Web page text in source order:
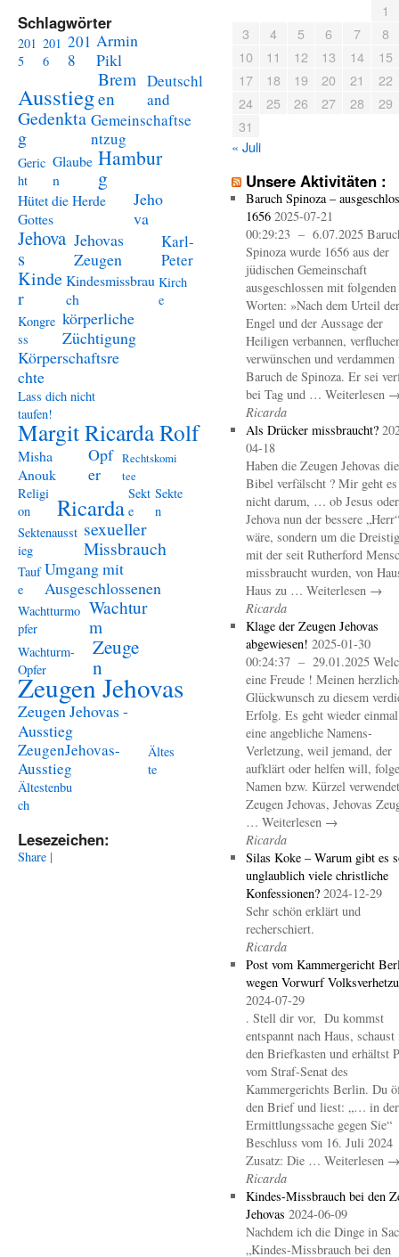
Schlagwörter
201
5
201
6
201
8
Armin
Pikl
Ausstieg
Brem
en
Deutschl
and
Gedenkta
g
Gemeinschaftse
ntzug
Geric
ht
Glaube
n
Hambur
g
Hütet die Herde
Gottes
Jeho
va
Jehova
s
Jehovas
Zeugen
Karl-
Peter
Kinde
r
Kindesmissbrau
ch
Kirch
e
Kongre
ss
körperliche
Züchtigung
Körperschaftsre
chte
Lass dich nicht
taufen!
Margit Ricarda Rolf
Misha
Anouk
Opf
er
Rechtskomi
tee
Religi
on
Ricarda Sekt
e
Sekte
n
Sektenausst
ieg
sexueller
Missbrauch
Tauf
e
Umgang mit
Ausgeschlossenen
Wachtturmo
pfer
Wachtur
m
Wachturm-
Opfer
Zeuge
n
Zeugen Jehovas
Zeugen Jehovas -
Ausstieg
ZeugenJehovas-
Ausstieg
Ältes
te
Ältestenbu
ch
Lesezeichen:
Share |
1
3
4 5 6 7
8
10
11 12 13 14
15
17
18 19 20 21
22
24
25 26 27 28
29
31
« Juli
Unsere Aktivitäten :
Baruch Spinoza –
1656 2025-07-21
00:29:23 – 6.07.2025
Spinoza wurde 1656 aus der
jüdischen Gemeinschaft
ausgeschlossen mit folgenden
Worten: »Nach dem Urteil der
Engel und der Aussage der
Heiligen verbannen,
verwünschen und
Baruch de Spinoza. Er sei
bei Tag und … Weiterlesen
Ricarda
Als Drücker missbraucht?
04-18
Haben die Zeugen Jehovas die
Bibel verfälscht ? Mir geht
nicht darum, … ob Jesus oder
Jehova nun der bessere „Herr“
wäre, sondern um die
mit der seit Rutherford
missbraucht wurden, von
Haus zu … Weiterlesen →
Ricarda
Klage der Zeugen Jehovas
abgewiesen! 2025-01-30
00:24:37 – 29.01.2025
eine Freude ! Meinen
Glückwunsch zu diesem
Erfolg. Es geht wieder
eine angebliche Namens-
Verletzung, weil jemand, der
aufklärt oder helfen will,
Namen bzw. Kürzel
Zeugen Jehovas, Jehovas
… Weiterlesen →
Ricarda
Silas Koke – Warum gibt es
unglaublich viele christliche
Konfessionen? 2024-12-29
Sehr schön erklärt und
recherschiert.
Ricarda
Post vom Kammergericht
wegen Vorwurf
2024-07-29
. Stell dir vor, Du kommst
entspannt nach Haus, schaust
den Briefkasten und erhältst
vom Straf-Senat des
Kammergerichts Berlin. Du
den Brief und liest: „… in der
Ermittlungssache gegen Sie“
Beschluss vom 16. Juli 2024
Zusatz: Die … Weiterlesen →
Ricarda
Kindes-Missbrauch bei den
Jehovas 2024-06-09
Nachdem ich die Dinge in
„Kindes-Missbrauch bei den